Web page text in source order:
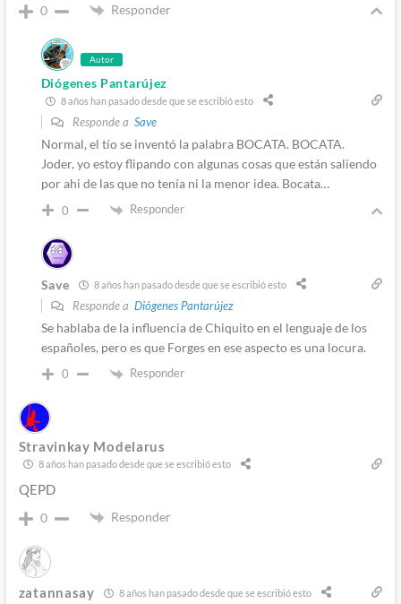
0 Responder
Autor
Diógenes Pantarújez
8 años han pasado desde que se escribió esto
Responde a Save
Normal, el tío se inventó la palabra BOCATA. BOCATA.
Joder, yo estoy flipando con algunas cosas que están saliendo
por ahi de las que no tenía ni la menor idea. Bocata…
0 Responder
Save 8 años han pasado desde que se escribió esto
Responde a Diógenes Pantarújez
Se hablaba de la influencia de Chiquito en el lenguaje de los
españoles, pero es que Forges en ese aspecto es una locura.
0 Responder
Stravinkay Modelarus
8 años han pasado desde que se escribió esto
QEPD
0 Responder
zatannasay 8 años han pasado desde que se escribió esto